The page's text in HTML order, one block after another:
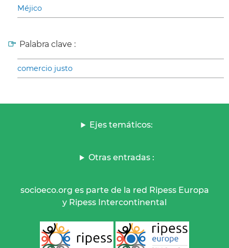
Méjico
Palabra clave :
comercio justo
Ejes temáticos:
Otras entradas :
socioeco.org es parte de la red Ripess Europa
y Ripess Intercontinental